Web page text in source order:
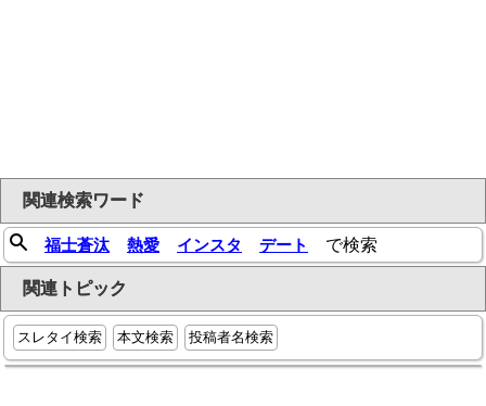
関連検索ワード
福士蒼汰 熱愛 インスタ デート で検索
関連トピック
スレタイ検索 本文検索 投稿者名検索